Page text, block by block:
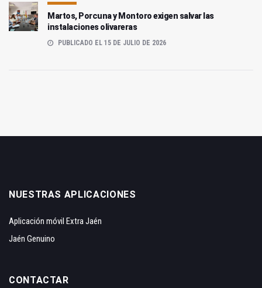
Martos, Porcuna y Montoro exigen salvar las
instalaciones olivareras
PUBLICADO EL 15 DE JULIO DE 2026
NUESTRAS APLICACIONES
Aplicación móvil Extra Jaén
Jaén Genuino
CONTACTAR